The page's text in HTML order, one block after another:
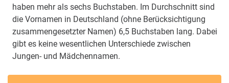
haben mehr als sechs Buchstaben. Im Durchschnitt sind
die Vornamen in Deutschland (ohne Berücksichtigung
zusammengesetzter Namen) 6,5 Buchstaben lang. Dabei
gibt es keine wesentlichen Unterschiede zwischen
Jungen- und Mädchennamen.